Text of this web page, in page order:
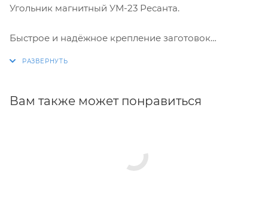
Угольник магнитный УМ-23 Ресанта.
Быстрое и надёжное крепление заготовок
Возможность осуществить процесс сварки без
Вам также может понравиться